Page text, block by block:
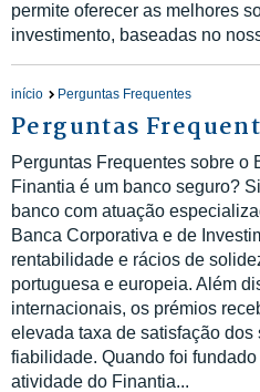
permite oferecer as melhores
investimento, baseadas no
início Perguntas Frequentes
Perguntas
Perguntas Frequentes sobre o
Finantia é um banco seguro?
banco com atuação
Banca Corporativa e de
rentabilidade e rácios de
portuguesa e europeia. Além
internacionais, os prémios
elevada taxa de satisfação
fiabilidade. Quando foi
atividade do Finantia...